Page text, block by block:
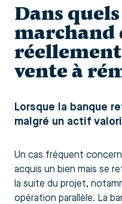
Dans
marchand
vente à
Lorsque la banque
malgré un actif
Un cas fréquent
acquis un bien mais se
la suite du projet,
opération parallèle. La